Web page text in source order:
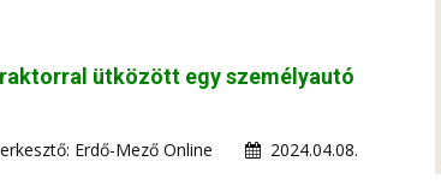
ütközött egy személyautó
Erdő-Mező Online 2024.04.08.